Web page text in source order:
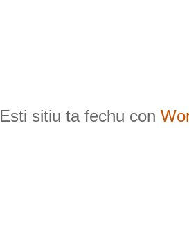
Esti sitiu ta fechu con